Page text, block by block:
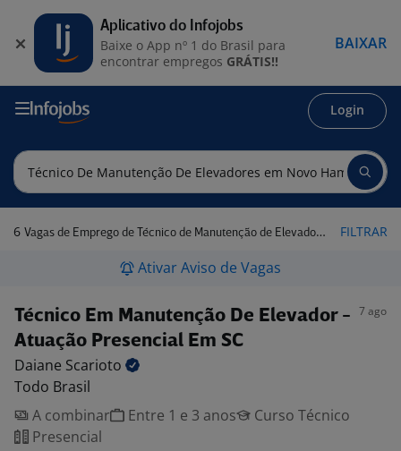
Login
6 Vagas de Emprego de Técnico de Manutenção de Elevadores em Novo Hamburgo - RS FILTRAR
Ativar Aviso de Vagas
Técnico Em Manutenção De Elevador -
Atuação Presencial Em SC
7 ago
Daiane Scarioto
Todo Brasil
A combinar
Entre 1 e 3 anos
Curso Técnico
Presencial
Aplicativo do Infojobs
Baixe o App nº 1 do Brasil para
encontrar empregos GRÁTIS!!
BAIXAR